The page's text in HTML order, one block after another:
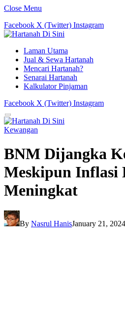
Close Menu
Facebook X (Twitter) Instagram
Laman Utama
Jual & Sewa Hartanah
Mencari Hartanah?
Senarai Hartanah
Kalkulator Pinjaman
Facebook X (Twitter) Instagram
Kewangan
BNM Dijangka
Meskipun Inflasi
Meningkat
By Nasrul HanisJanuary 21, 2024